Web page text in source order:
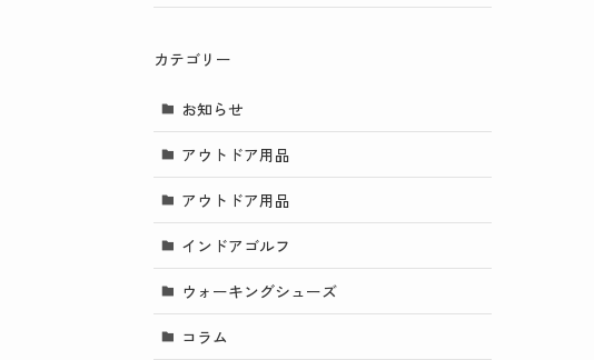
カテゴリー
お知らせ
アウトドア用品
アウトドア用品
インドアゴルフ
ウォーキングシューズ
コラム